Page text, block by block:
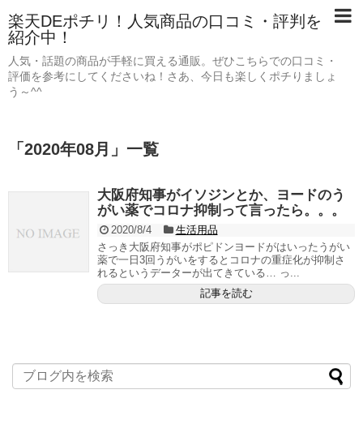
楽天DEポチリ！人気商品の口コミ・評判を
紹介中！
人気・話題の商品が手軽に買える通販。ぜひこちらでの口コミ・
評価を参考にしてくださいね！さあ、今日も楽しくポチりましょ
う～^^
「 2020年08月 」 一覧
大阪府知事がイソジンとか、ヨードのう
がい薬でコロナ抑制って言ったら。。。
2020/8/4
生活用品
さっき大阪府知事がポピドンヨードがはいったうがい
薬で一日3回うがいをするとコロナの重症化が抑制さ
れるというデーターが出てきている… っ...
記事を読む